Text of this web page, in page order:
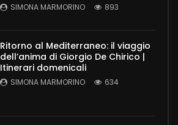
SIMONA MARMORINO 893
Ritorno al Mediterraneo: il viaggio
dell’anima di Giorgio De Chirico |
Itinerari domenicali
SIMONA MARMORINO 634